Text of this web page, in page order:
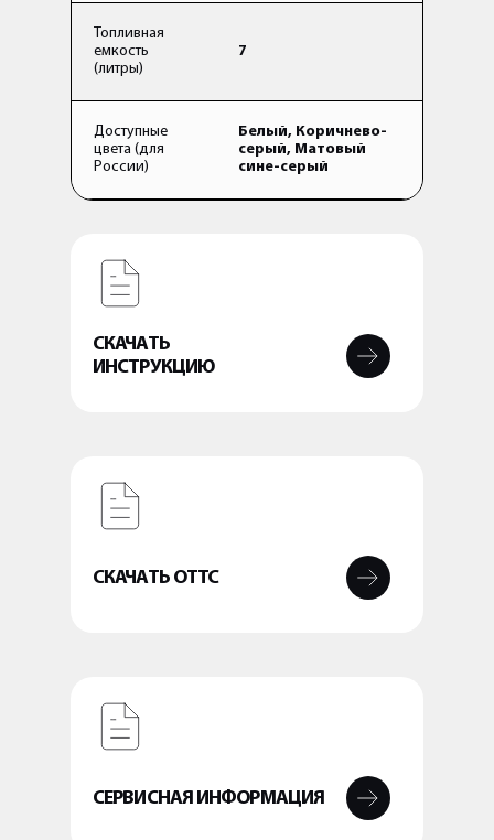
Топливная
емкость
(литры)
7
Доступные
цвета (для
России)
Белый, Коричнево-
серый, Матовый
сине-серый
СКАЧАТЬ
ИНСТРУКЦИЮ
СКАЧАТЬ ОТТС
СЕРВИСНАЯ ИНФОРМАЦИЯ